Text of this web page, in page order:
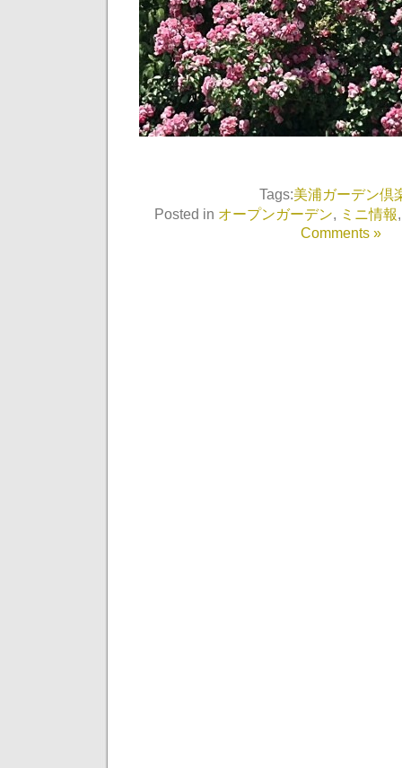
Tags:美浦ガーデン倶
Posted in オープンガーデン, ミニ情報
Comments »